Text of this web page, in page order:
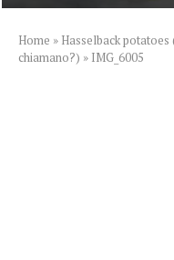
Home » Hasselback
chiamano?) » IMG_6005